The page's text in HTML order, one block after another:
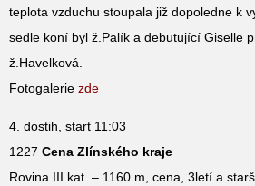
teplota vzduchu stoupala již dopoledne k
sedle koní byl ž.Palík a debutující Giselle
ž.Havelková.
Fotogalerie zde
4. dostih, start 11:03
1227 Cena Zlínského kraje
Rovina III.kat. – 1160 m, cena, 3letí a